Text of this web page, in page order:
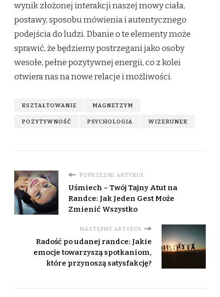
wynik złożonej interakcji naszej mowy ciała,
postawy, sposobu mówienia i autentycznego
podejścia do ludzi. Dbanie o te elementy może
sprawić, że będziemy postrzegani jako osoby
wesołe, pełne pozytywnej energii, co z kolei
otwiera nas na nowe relacje i możliwości.
KSZTAŁTOWANIE MAGNETZYM
POZYTYWNOŚĆ PSYCHOLOGIA WIZERUNEK
POPRZEDNI ARTYKUŁ
Uśmiech – Twój Tajny Atut na
Randce: Jak Jeden Gest Może
Zmienić Wszystko
NASTĘPNY ARTYKUŁ
Radość po udanej randce: Jakie
emocje towarzyszą spotkaniom,
które przynoszą satysfakcję?